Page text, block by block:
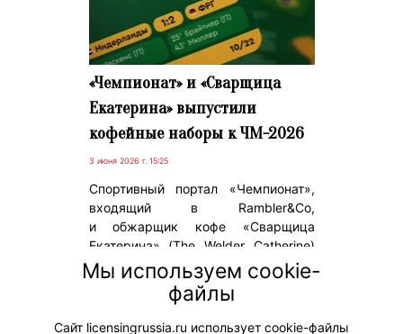
«Чемпионат» и «Сварщица
Екатерина» выпустили
кофейные наборы к ЧМ-2026
3 июня 2026 г. 15:25
Спортивный портал «Чемпионат»,
входящий в Rambler&Co,
и обжарщик кофе «Сварщица
Екатерина» (The Welder Catherine)
представили коллекцию из трех
наборов ассорти кофе в фильтр-
пакетах к предстоящему
чемпионату мира по футболу.
Мы используем cookie-
файлы
Сайт licensingrussia.ru использует cookie-файлы